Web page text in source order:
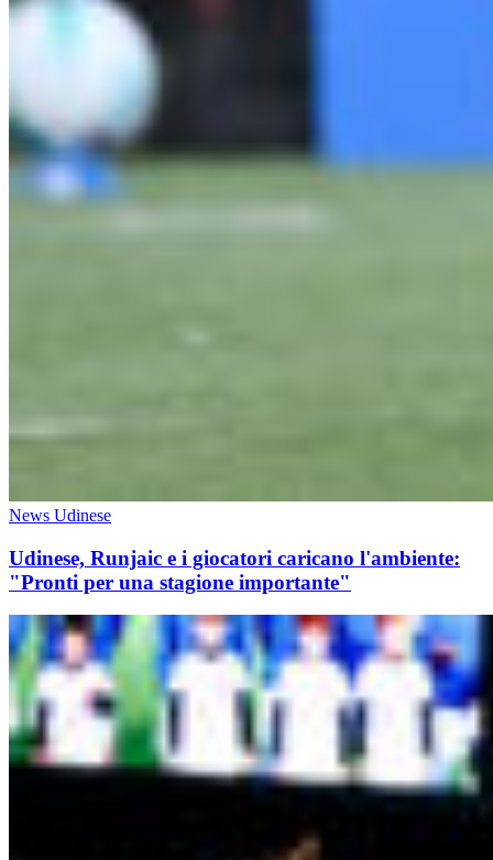
News Udinese
Udinese, Runjaic e i giocatori caricano l'ambiente:
"Pronti per una stagione importante"